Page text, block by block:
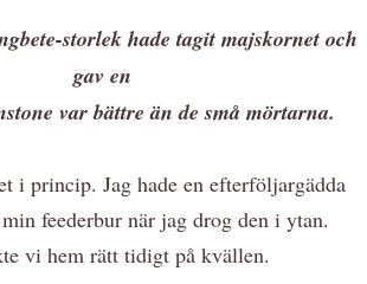
storlek hade tagit majskornet och
gav en
var bättre än de små mörtarna.
i princip. Jag hade en efterföljargädda
feederbur när jag drog den i ytan.
vi hem rätt tidigt på kvällen.